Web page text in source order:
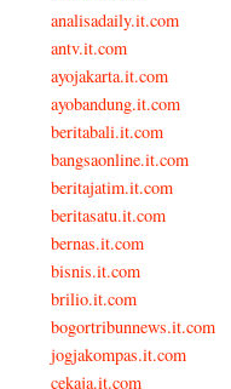
analisadaily.it.com
antv.it.com
ayojakarta.it.com
ayobandung.it.com
beritabali.it.com
bangsaonline.it.com
beritajatim.it.com
beritasatu.it.com
bernas.it.com
bisnis.it.com
brilio.it.com
bogortribunnews.it.com
jogjakompas.it.com
cekaja.it.com